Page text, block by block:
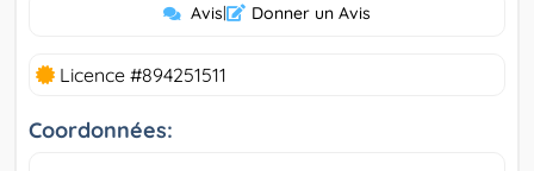
Avis| Donner un Avis
Licence #894251511
Coordonnées: